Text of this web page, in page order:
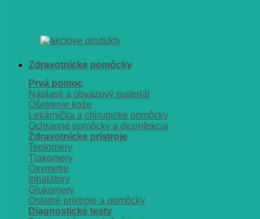
Zdravotnícke pomôcky
Prvá pomoc
Náplasti a obväzový materiál
Ošetrenie kože
Lekárnička a chirugické pomôcky
Ochranné pomôcky a dezinfekcia
Zdravotnícke prístroje
Teplomery
Tlakomery
Oxymetre
Inhalátory
Glukomery
Ostatné prístroje a pomôcky
Diagnostické testy